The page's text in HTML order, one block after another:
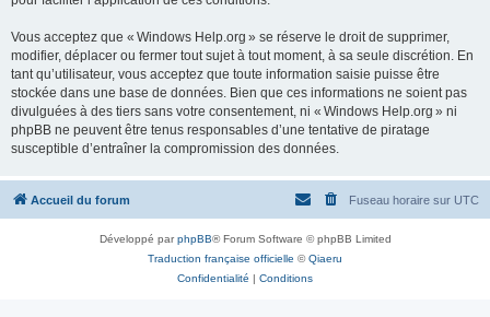
Vous acceptez que « Windows Help.org » se réserve le droit de supprimer,
modifier, déplacer ou fermer tout sujet à tout moment, à sa seule discrétion. En
tant qu’utilisateur, vous acceptez que toute information saisie puisse être
stockée dans une base de données. Bien que ces informations ne soient pas
divulguées à des tiers sans votre consentement, ni « Windows Help.org » ni
phpBB ne peuvent être tenus responsables d’une tentative de piratage
susceptible d’entraîner la compromission des données.
Accueil du forum Fuseau horaire sur UTC
Développé parphpBB® Forum Software © phpBB Limited
Traduction française officielle ©Qiaeru
Confidentialité | Conditions